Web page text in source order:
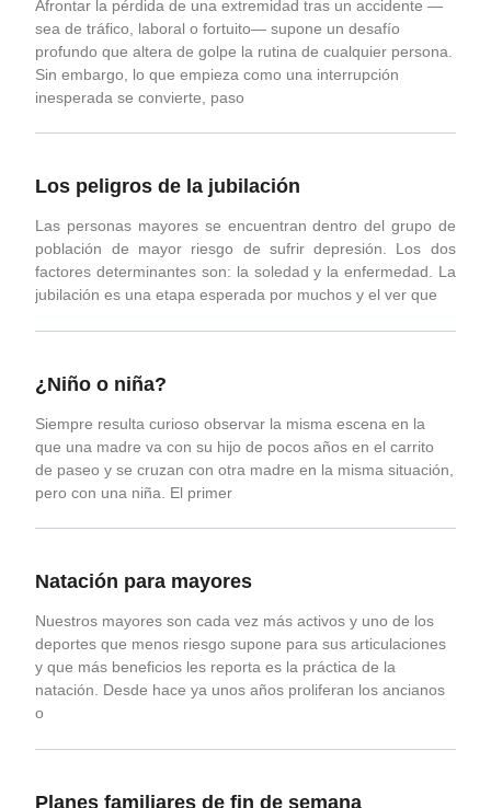
Afrontar la pérdida de una extremidad tras un accidente —
sea de tráfico, laboral o fortuito— supone un desafío
profundo que altera de golpe la rutina de cualquier persona.
Sin embargo, lo que empieza como una interrupción
inesperada se convierte, paso
Los peligros de la jubilación
Las personas mayores se encuentran dentro del grupo de
población de mayor riesgo de sufrir depresión. Los dos
factores determinantes son: la soledad y la enfermedad. La
jubilación es una etapa esperada por muchos y el ver que
¿Niño o niña?
Siempre resulta curioso observar la misma escena en la
que una madre va con su hijo de pocos años en el carrito
de paseo y se cruzan con otra madre en la misma situación,
pero con una niña. El primer
Natación para mayores
Nuestros mayores son cada vez más activos y uno de los
deportes que menos riesgo supone para sus articulaciones
y que más beneficios les reporta es la práctica de la
natación. Desde hace ya unos años proliferan los ancianos
o
Planes familiares de fin de semana